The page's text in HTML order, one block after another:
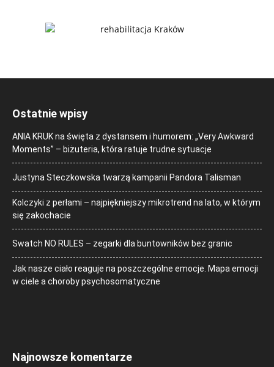
Ostatnie wpisy
ANIA KRUK na święta z dystansem i humorem: „Very Awkward
Moments” – biżuteria, która ratuje trudne sytuacje
Justyna Steczkowska twarzą kampanii Pandora Talisman
Kolczyki z perłami – najpiękniejszy mikrotrend na lato, w którym
się zakochacie
Swatch NO RULES – zegarki dla buntowników bez granic
Jak nasze ciało reaguje na poszczególne emocje. Mapa emocji
w ciele a choroby psychosomatyczne
Najnowsze komentarze